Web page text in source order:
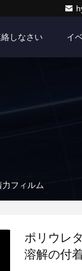
しなさい イ
フィルム
ポリウレ
溶解の付